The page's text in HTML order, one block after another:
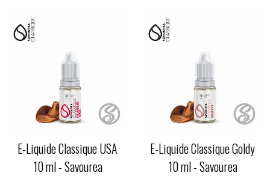
E-Liquide Classique USA
10 ml - Savourea
E-Liquide Classique Goldy
10 ml - Savourea